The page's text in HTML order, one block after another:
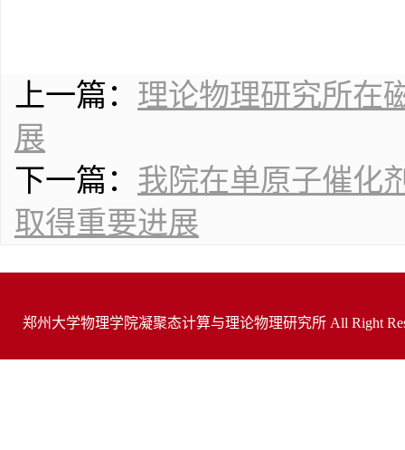
上一篇： 理论物理研究所在
展
下一篇： 我院在单原子催化
取得重要进展
郑州大学物理学院凝聚态计算与理论物理研究所 All Right